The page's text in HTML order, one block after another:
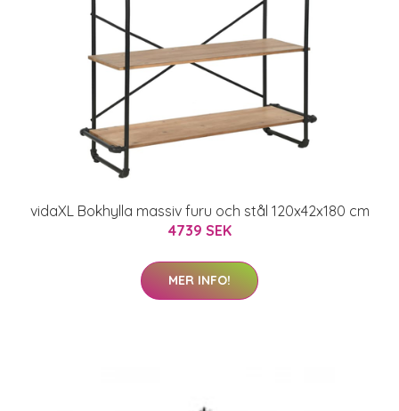
vidaXL Bokhylla massiv furu och stål 120x42x180 cm
4739 SEK
MER INFO!